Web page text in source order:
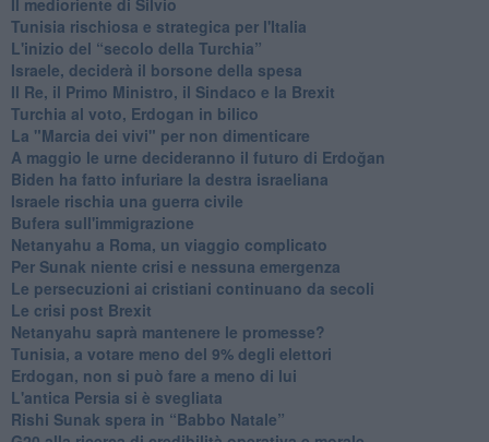
Tunisia rischiosa e strategica per l'Italia
L'inizio del “secolo della Turchia”
Israele, deciderà il borsone della spesa
Il Re, il Primo Ministro, il Sindaco e la Brexit
Turchia al voto, Erdogan in bilico
La "Marcia dei vivi" per non dimenticare
A maggio le urne decideranno il futuro di Erdoğan
Biden ha fatto infuriare la destra israeliana
Israele rischia una guerra civile
Bufera sull'immigrazione
Netanyahu a Roma, un viaggio complicato
Per Sunak niente crisi e nessuna emergenza
Le persecuzioni ai cristiani continuano da secoli
Le crisi post Brexit
Netanyahu saprà mantenere le promesse?
Tunisia, a votare meno del 9% degli elettori
Erdogan, non si può fare a meno di lui
L'antica Persia si è svegliata
Rishi Sunak spera in “Babbo Natale”